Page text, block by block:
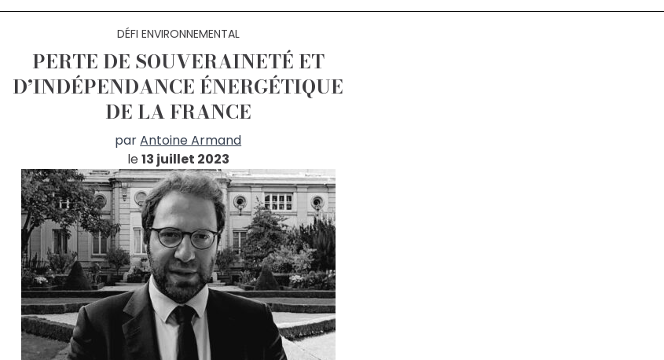
DÉFI ENVIRONNEMENTAL
PERTE DE SOUVERAINETÉ ET
D’INDÉPENDANCE ÉNERGÉTIQUE
DE LA FRANCE
parAntoine Armand
le13 juillet 2023